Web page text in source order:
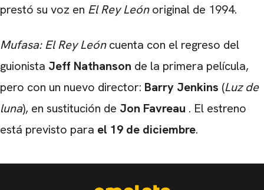
prestó su voz en El Rey Leónoriginal de 1994.
Mufasa: El Rey Leóncuenta con el regreso del
guionista Jeff Nathanson de la primera película,
pero con un nuevo director: Barry Jenkins (Luz de
luna), en sustitución de Jon Favreau . El estreno
está previsto para el 19 de diciembre.